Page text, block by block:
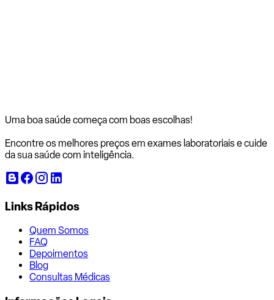
Uma boa saúde começa com boas escolhas!
Encontre os melhores preços em exames laboratoriais e cuide
da sua saúde com inteligência.
Links Rápidos
Quem Somos
FAQ
Depoimentos
Blog
Consultas Médicas